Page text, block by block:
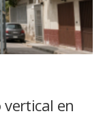
en